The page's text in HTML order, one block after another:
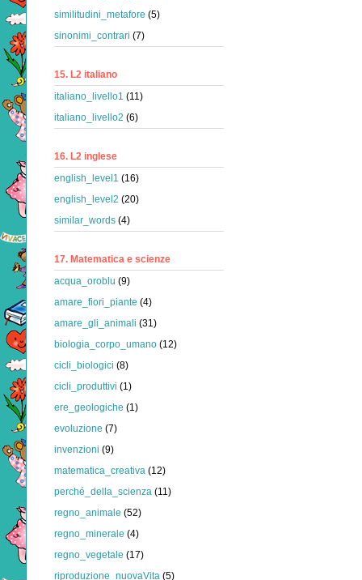
similitudini_metafore (5)
sinonimi_contrari (7)
15. L2 italiano
italiano_livello1 (11)
italiano_livello2 (6)
16. L2 inglese
english_level1 (16)
english_level2 (20)
similar_words (4)
17. Matematica e scienze
acqua_oroblu (9)
amare_fiori_piante (4)
amare_gli_animali (31)
biologia_corpo_umano (12)
cicli_biologici (8)
cicli_produttivi (1)
ere_geologiche (1)
evoluzione (7)
invenzioni (9)
matematica_creativa (12)
perché_della_scienza (11)
regno_animale (52)
regno_minerale (4)
regno_vegetale (17)
riproduzione_nuovaVita (5)